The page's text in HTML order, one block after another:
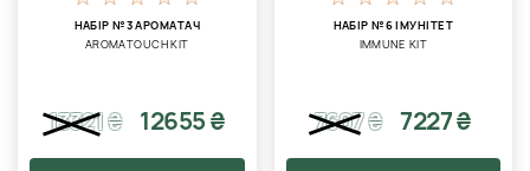
НАБІР №3 АРОМАТАЧ
AROMATOUCH KIT
13321₴ 12655 ₴
НАБІР №6 ІМУНІТЕТ
IMMUNE KIT
7607₴ 7227 ₴